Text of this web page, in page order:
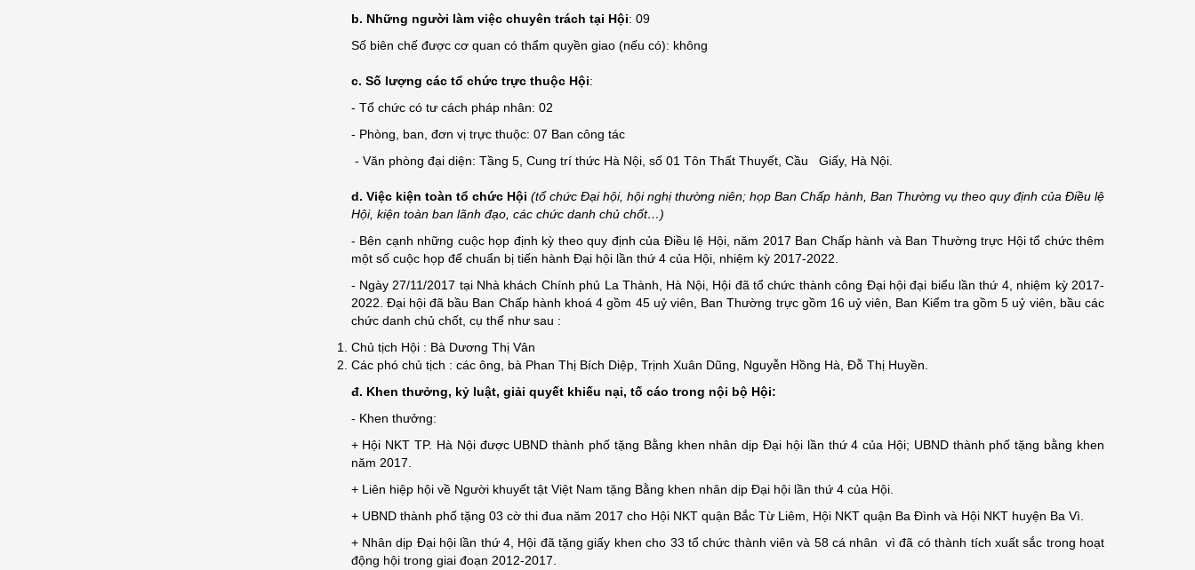
b. Những người làm việc chuyên trách tại Hội: 09
Số biên chế được cơ quan có thẩm quyền giao (nếu có): không
c. Số lượng các tổ chức trực thuộc Hội:
- Tổ chức có tư cách pháp nhân: 02
- Phòng, ban, đơn vị trực thuộc: 07 Ban công tác
- Văn phòng đại diện: Tầng 5, Cung trí thức Hà Nội, số 01 Tôn Thất Thuyết, Cầu Giấy, Hà Nội.
d. Việc kiện toàn tổ chức Hội (tổ chức Đại hội, hội nghị thường niên; họp Ban Chấp hành, Ban Thường vụ theo quy định của Điều lệ
Hội, kiện toàn ban lãnh đạo, các chức danh chủ chốt…)
- Bên cạnh những cuộc họp định kỳ theo quy định của Điều lệ Hội, năm 2017 Ban Chấp hành và Ban Thường trực Hội tổ chức thêm
một số cuộc họp để chuẩn bị tiến hành Đại hội lần thứ 4 của Hội, nhiệm kỳ 2017-2022.
- Ngày 27/11/2017 tại Nhà khách Chính phủ La Thành, Hà Nội, Hội đã tổ chức thành công Đại hội đại biểu lần thứ 4, nhiệm kỳ 2017-
2022. Đại hội đã bầu Ban Chấp hành khoá 4 gồm 45 uỷ viên, Ban Thường trực gồm 16 uỷ viên, Ban Kiểm tra gồm 5 uỷ viên, bầu các
chức danh chủ chốt, cụ thể như sau :
Chủ tịch Hội : Bà Dương Thị Vân
Các phó chủ tịch : các ông, bà Phan Thị Bích Diệp, Trịnh Xuân Dũng, Nguyễn Hồng Hà, Đỗ Thị Huyền.
đ. Khen thưởng, kỷ luật, giải quyết khiếu nại, tố cáo trong nội bộ Hội:
- Khen thưởng:
+ Hội NKT TP. Hà Nội được UBND thành phố tặng Bằng khen nhân dịp Đại hội lần thứ 4 của Hội; UBND thành phố tặng bằng khen
năm 2017.
+ Liên hiệp hội về Người khuyết tật Việt Nam tặng Bằng khen nhân dịp Đại hội lần thứ 4 của Hội.
+ UBND thành phố tặng 03 cờ thi đua năm 2017 cho Hội NKT quận Bắc Từ Liêm, Hội NKT quận Ba Đình và Hội NKT huyện Ba Vì.
+ Nhân dịp Đại hội lần thứ 4, Hội đã tặng giấy khen cho 33 tổ chức thành viên và 58 cá nhân vì đã có thành tích xuất sắc trong hoạt
động hội trong giai đoạn 2012-2017.